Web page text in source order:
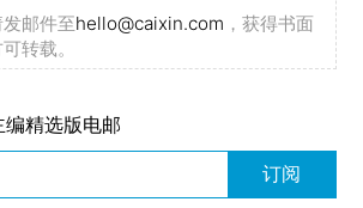
邮件至hello@caixin.com ，获得书面
转载。
精选版电邮
订阅